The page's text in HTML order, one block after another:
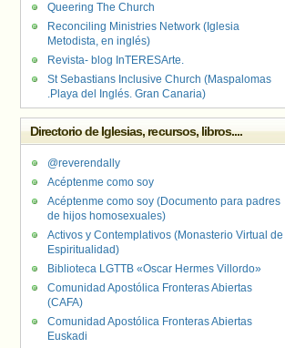
Queering The Church
Reconciling Ministries Network (Iglesia
Metodista, en inglés)
Revista- blog InTERESArte.
St Sebastians Inclusive Church (Maspalomas
.Playa del Inglés. Gran Canaria)
Directorio de Iglesias, recursos, libros....
@reverendally
Acéptenme como soy
Acéptenme como soy (Documento para padres
de hijos homosexuales)
Activos y Contemplativos (Monasterio Virtual de
Espiritualidad)
Biblioteca LGTTB «Oscar Hermes Villordo»
Comunidad Apostólica Fronteras Abiertas
(CAFA)
Comunidad Apostólica Fronteras Abiertas
Euskadi